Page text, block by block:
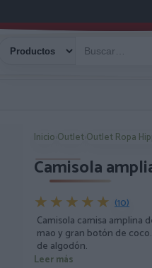
Inicio OutletOutlet Ropa
Camisola
★★★★★
★★★★★ (10)
Camisola camisa amplina
mao y gran botón de
de algodón.
Leer más